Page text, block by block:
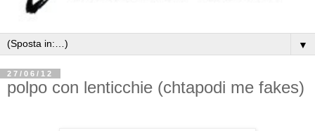
▼
27/06/12
polpo con lenticchie (chtapodi me fakes)